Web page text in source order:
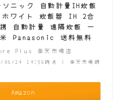
ソニック 自動計量IH炊飯
ホワイト 炊飯器 IH 2合
自動計量 遠隔炊飯 一
Panasonic 送料無料
Plus 楽天市場店
06/24 19:56時点 | 楽天市場調
Amazon